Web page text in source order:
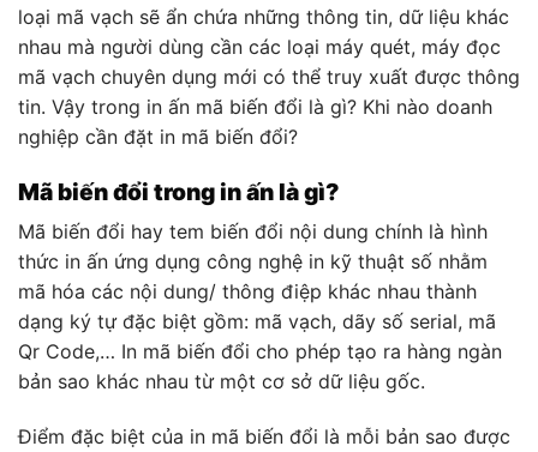
loại mã vạch sẽ ẩn chứa những thông tin, dữ liệu khác
nhau mà người dùng cần các loại máy quét, máy đọc
mã vạch chuyên dụng mới có thể truy xuất được thông
tin. Vậy trong in ấn mã biến đổi là gì? Khi nào doanh
nghiệp cần đặt in mã biến đổi?
Mã biến đổi trong in ấn là gì?
Mã biến đổi hay tem biến đổi nội dung chính là hình
thức in ấn ứng dụng công nghệ in kỹ thuật số nhằm
mã hóa các nội dung/ thông điệp khác nhau thành
dạng ký tự đặc biệt gồm: mã vạch, dãy số serial, mã
Qr Code,… In mã biến đổi cho phép tạo ra hàng ngàn
bản sao khác nhau từ một cơ sở dữ liệu gốc.
Điểm đặc biệt của in mã biến đổi là mỗi bản sao được